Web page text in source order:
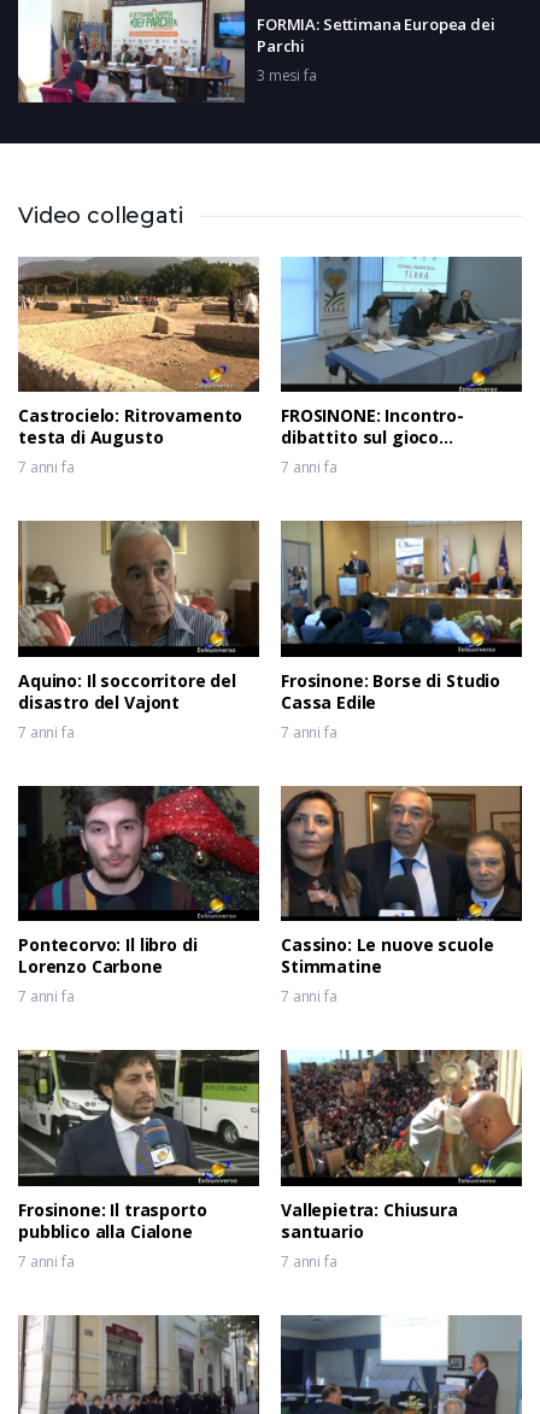
FORMIA: Settimana Europea dei
Parchi
3 mesi fa
FROSINONE: Festa Promozione
Serie A da Occhiali in Cantiere
3 mesi fa
Video collegati
Castrocielo: Ritrovamento
testa di Augusto
7 anni fa
FROSINONE: Incontro-
dibattito sul gioco
d’azzardo
7 anni fa
Aquino: Il soccorritore del
disastro del Vajont
7 anni fa
Frosinone: Borse di Studio
Cassa Edile
7 anni fa
Pontecorvo: Il libro di
Lorenzo Carbone
7 anni fa
Cassino: Le nuove scuole
Stimmatine
7 anni fa
Frosinone: Il trasporto
pubblico alla Cialone
7 anni fa
Vallepietra: Chiusura
santuario
7 anni fa